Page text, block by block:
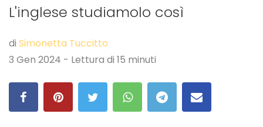
L'inglese studiamolo così
di Simonetta Tuccitto
3 Gen 2024 - Lettura di 15 minuti